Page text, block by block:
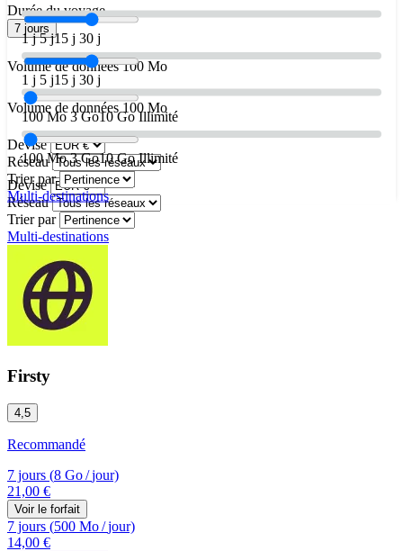
1 j 5 j15 j 30 j
Volume de données 100 Mo
100 Mo 3 Go10 Go Illimité
Devise
Réseau
Trier par
Multi-destinations
Durée du voyage
7 jours
1 j 5 j15 j 30 j
Volume de données 100 Mo
100 Mo 3 Go10 Go Illimité
Devise
Réseau
Trier par
Multi-destinations
Firsty
4,5
Recommandé
7 jours (8 Go/jour)
21,00 €
Voir le forfait
7 jours (500 Mo/jour)
14,00 €